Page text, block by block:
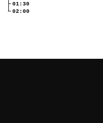
01:30
02:00